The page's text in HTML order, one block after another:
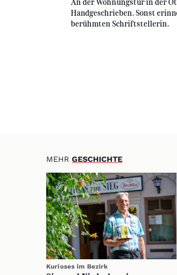
An der Wohnungstür in der
Handgeschrieben. Sonst
berühmten Schriftstellerin.
MEHRGESCHICHTE
Kurioses im Bezirk